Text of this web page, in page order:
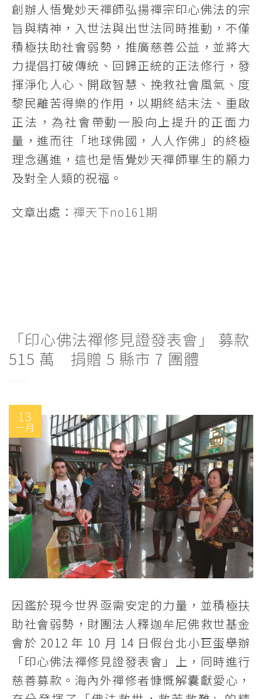
創辦人悟覺妙天禪師弘揚禪宗印心佛法的宗
旨與精神，入世法與出世法同時推動，不僅
積極扶助社會弱勢，推廣慈善公益，並將大
力提倡打破傳統、回歸正統的正法修行，發
揮淨化人心、開啟智慧、挽救社會風氣、度
黎民離苦得樂的作用，以期終結末法、重啟
正法，為社會帶動一股向上提升的正面力
量，進而往「地球佛國，人人作佛」的終極
理念邁進，這也是悟覺妙天禪師畢生的願力
及對全人類的祝福。
文章出處： 禪天下no161期
「印心佛法禪修見證發表會」 募款
515 萬 捐贈 5 縣市 7 團體
13
一月
因鑑於現今世界亟需安定的力量，並積極扶
助社會弱勢，財團法人釋迦牟尼佛救世基金
會於 2012 年 10 月 14 日假台北小巨蛋舉辦
「印心佛法禪修見證發表會」上，同時進行
慈善募款。海內外禪修者慷慨解囊獻愛心，